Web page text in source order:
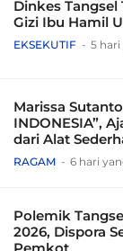
Dinkes
Gizi Ibu Hamil
EKSEKUTIF 5 hari
Marissa
INDONESIA”,
dari Alat
Tradisional
RAGAM 6 hari
Polemik
2026, Dispora